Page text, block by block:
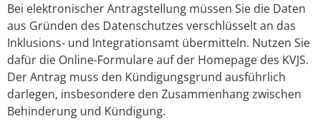
Bei elektronischer Antragstellung müssen Sie die Daten
aus Gründen des Datenschutzes verschlüsselt an das
Inklusions- und Integrationsamt übermitteln. Nutzen Sie
dafür die Online-Formulare auf der Homepage des KVJS.
Der Antrag muss den Kündigungsgrund ausführlich
darlegen, insbesondere den Zusammenhang zwischen
Behinderung und Kündigung.